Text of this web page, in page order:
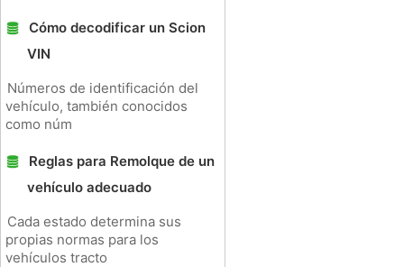
Cómo decodificar un Scion
VIN
Números de identificación del
vehículo, también conocidos
como núm
Reglas para Remolque de un
vehículo adecuado
Cada estado determina sus
propias normas para los
vehículos tracto